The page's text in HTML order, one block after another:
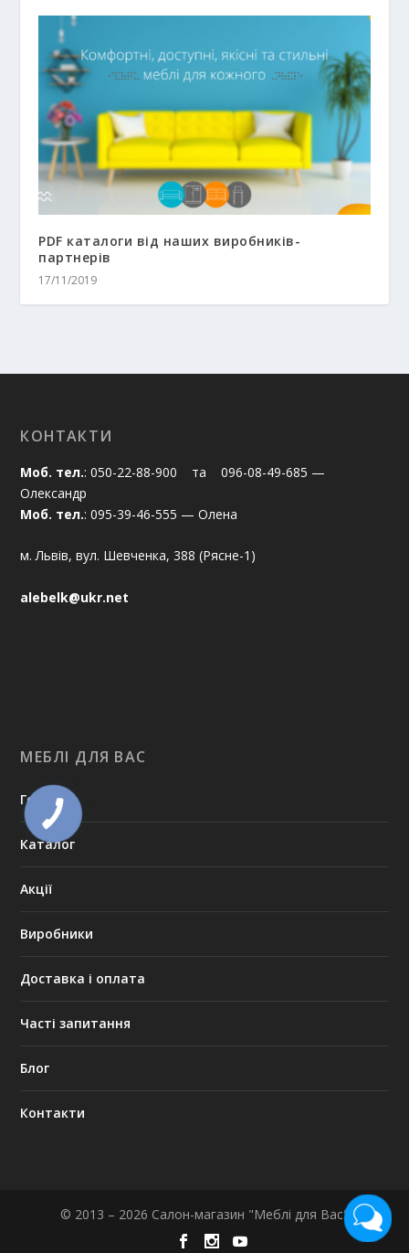
PDF каталоги від наших виробників-
партнерів
17/11/2019
КОНТАКТИ
Моб. тел.: 050-22-88-900 та 096-08-49-685 —
Олександр
Моб. тел.: 095-39-46-555 — Олена
м. Львів, вул. Шевченка, 388 (Рясне-1)
alebelk@ukr.net
МЕБЛІ ДЛЯ ВАС
Головна
Каталог
Акції
Виробники
Доставка і оплата
Часті запитання
Блог
Контакти
© 2013 – 2026 Салон-магазин "Меблі для Вас"